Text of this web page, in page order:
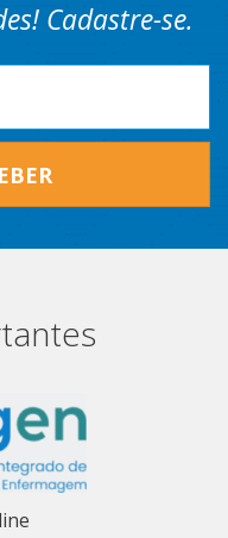
Cadastre-se.